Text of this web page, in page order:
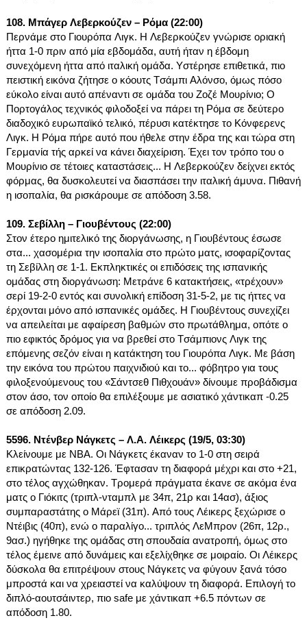
108. Μπάγερ Λεβερκούζεν – Ρόμα (22:00)
Περνάμε στο Γιουρόπα Λιγκ. Η Λεβερκούζεν γνώρισε οριακή
ήττα 1-0 πριν από μία εβδομάδα, αυτή ήταν η έβδομη
συνεχόμενη ήττα από ιταλική ομάδα. Υστέρησε επιθετικά, πιο
πειστική εικόνα ζήτησε ο κόουτς Τσάμπι Αλόνσο, όμως πόσο
εύκολο είναι αυτό απέναντι σε ομάδα του Ζοζέ Μουρίνιο; Ο
Πορτογάλος τεχνικός φιλοδοξεί να πάρει τη Ρόμα σε δεύτερο
διαδοχικό ευρωπαϊκό τελικό, πέρυσι κατέκτησε το Κόνφερενς
Λιγκ. Η Ρόμα πήρε αυτό που ήθελε στην έδρα της και τώρα στη
Γερμανία τής αρκεί να κάνει διαχείριση. Έχει τον τρόπο του ο
Μουρίνιο σε τέτοιες καταστάσεις... Η Λεβερκούζεν δείχνει εκτός
φόρμας, θα δυσκολευτεί να διασπάσει την ιταλική άμυνα. Πιθανή
η ισοπαλία, θα ρισκάρουμε σε απόδοση 3.58.
109. Σεβίλλη – Γιουβέντους (22:00)
Στον έτερο ημιτελικό της διοργάνωσης, η Γιουβέντους έσωσε
στα... χασομέρια την ισοπαλία στο πρώτο ματς, ισοφαρίζοντας
τη Σεβίλλη σε 1-1. Εκπληκτικές οι επιδόσεις της ισπανικής
ομάδας στη διοργάνωση: Μετράνε 6 κατακτήσεις, «τρέχουν»
σερί 19-2-0 εντός και συνολική επίδοση 31-5-2, με τις ήττες να
έρχονται μόνο από ισπανικές ομάδες. Η Γιουβέντους συνεχίζει
να απειλείται με αφαίρεση βαθμών στο πρωτάθλημα, οπότε ο
πιο εφικτός δρόμος για να βρεθεί στο Τσάμπιονς Λιγκ της
επόμενης σεζόν είναι η κατάκτηση του Γιουρόπα Λιγκ. Με βάση
την εικόνα του πρώτου παιχνιδιού και το... φόβητρο για τους
φιλοξενούμενους του «Σάντσεθ Πιθχουάν» δίνουμε προβάδισμα
στον άσο, τον οποίο θα επιλέξουμε με ασιατικό χάντικαπ -0.25
σε απόδοση 2.09.
5596. Ντένβερ Νάγκετς – Λ.Α. Λέικερς (19/5, 03:30)
Κλείνουμε με ΝΒΑ. Οι Νάγκετς έκαναν το 1-0 στη σειρά
επικρατώντας 132-126. Έφτασαν τη διαφορά μέχρι και στο +21,
στο τέλος αγχώθηκαν. Τρομερά πράγματα έκανε σε ακόμα ένα
ματς ο Γιόκιτς (τριπλ-νταμπλ με 34π, 21ρ και 14ασ), άξιος
συμπαραστάτης ο Μάρεϊ (31π). Από τους Λέικερς ξεχώρισε ο
Ντέιβις (40π), ενώ ο παραλίγο... τριπλός ΛεΜπρον (26π, 12ρ.,
9ασ.) ηγήθηκε της ομάδας στη σπουδαία ανατροπή, όμως στο
τέλος έμεινε από δυνάμεις και εξελίχθηκε σε μοιραίο. Οι Λέικερς
δύσκολα θα επιτρέψουν στους Νάγκετς να φύγουν ξανά τόσο
μπροστά και να χρειαστεί να καλύψουν τη διαφορά. Επιλογή το
διπλό-αουτσάιντερ, πιο safe με χάντικαπ +6.5 πόντων σε
απόδοση 1.80.